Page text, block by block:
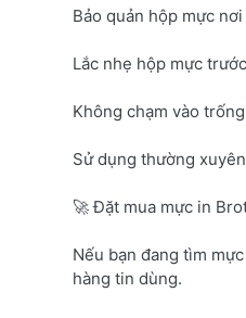
Bảo quản hộp mực
Lắc nhẹ hộp mực
Không chạm vào
Sử dụng thường
🚀 Đặt mua mực in
Nếu bạn đang tìm
hàng tin dùng.